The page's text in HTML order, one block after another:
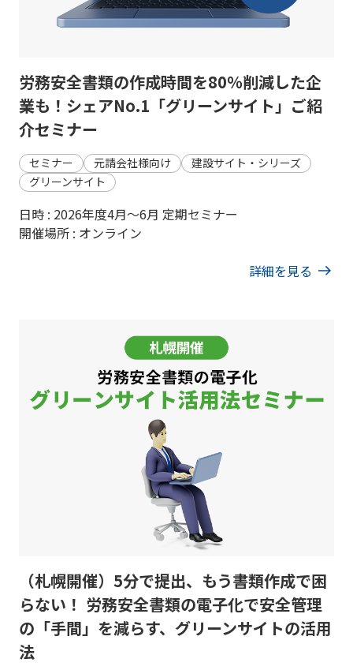
労務安全書類の作成時間を80％削減した企
業も！シェアNo.1「グリーンサイト」ご紹
介セミナー
セミナー 元請会社様向け
建設サイト・シリーズ
グリーンサイト
日時 : 2026年度4月～6月 定期セミナー
開催場所 : オンライン
詳細を見る
（札幌開催）5分で提出、もう書類作成で困
らない！ 労務安全書類の電子化で安全管理
の「手間」を減らす、グリーンサイトの活用
法